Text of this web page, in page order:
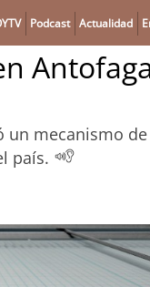
Podcast Actualidad
un mecanismo
país.